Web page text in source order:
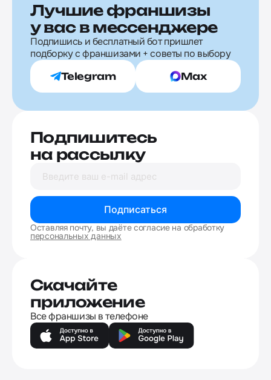
Лучшие франшизы
у вас в мессенджере
Подпишись и бесплатный бот пришлет
подборку с франшизами + советы по выбору
Telegram Max
Подпишитесь
на рассылку
Подписаться
Оставляя почту, вы даёте согласие на обработку
персональных данных
Скачайте
приложение
Все франшизы в телефоне